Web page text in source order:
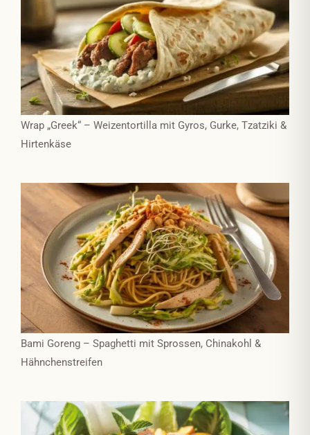
Wrap „Greek“ – Weizentortilla mit Gyros, Gurke, Tzatziki &
Hirtenkäse
Bami Goreng – Spaghetti mit Sprossen, Chinakohl &
Hähnchenstreifen